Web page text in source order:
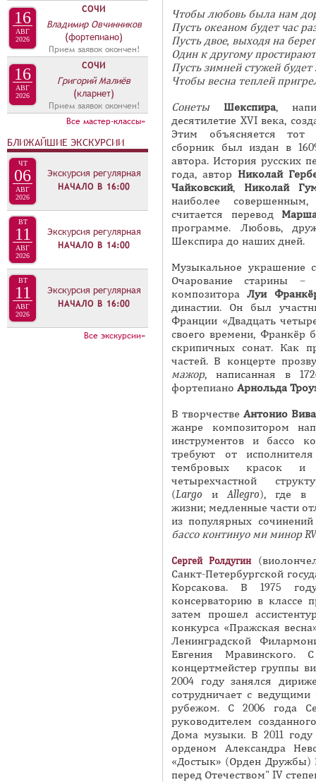
Л
И
д
к
а
)
Чтобы любовь была нам
Пусть океаном будет час
Пусть двое, выходя на
Один к другому
Пусть зимней стужей будет
Чтобы весна теплей
Сонеты Шекспира,
десятилетие XVI века,
Этим объясняется тот
сборник был издан в
автора. История русских
года, автор Николай
Чайковский, Николай
наиболее
считается перевод
программе. Любовь,
Шекспира до наших дней.
Музыкальное украшение
Очарование старины –
композитора Луи
династии. Он был
Франции «Двадцать
своего времени, Франкёр
скрипичных сонат. Как
частей. В концерте
мажор, написанная в
фортепиано Арнольда
В творчестве Антонио
жанре композитором
инструментов и бассо
требуют от
тембровых красок и
четырехчастной
(Largo иAllegro), где в
жизни; медленные части
из популярных
бассо континуоми минор
Сергей Ролдугин
Санкт-Петербургской
Корсакова. В 1975
консерваторию в классе
затем прошел
конкурса «Пражская
Ленинградской
Евгения
концертмейстер группы
2004 году занялся
сотрудничает с
рубежом. С 2006 года
руководителем
Дома музыки. В 2011
орденом Александра
«Достык» (Орден Дружбы)
перед Отечеством" IV
16
АВГ
2026
СОЧИ
Владимир Овчинников
(фортепиано)
Прием заявок окончен!
16
АВГ
2026
СОЧИ
Григорий Малиёв
(кларнет)
Прием заявок окончен!
Все мастер-классы»
БЛИЖАЙШИЕ ЭКСКУРСИИ
ЧТ
06
АВГ
2026
Экскурсия регулярная
НАЧАЛО В 16:00
ВТ
11
АВГ
2026
Экскурсия регулярная
НАЧАЛО В 14:00
ВТ
11
АВГ
2026
Экскурсия регулярная
НАЧАЛО В 16:00
Все экскурсии»